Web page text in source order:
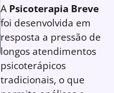
A Psicoterapia Breve
foi desenvolvida em
resposta a pressão de
longos atendimentos
psicoterápicos
tradicionais, o que